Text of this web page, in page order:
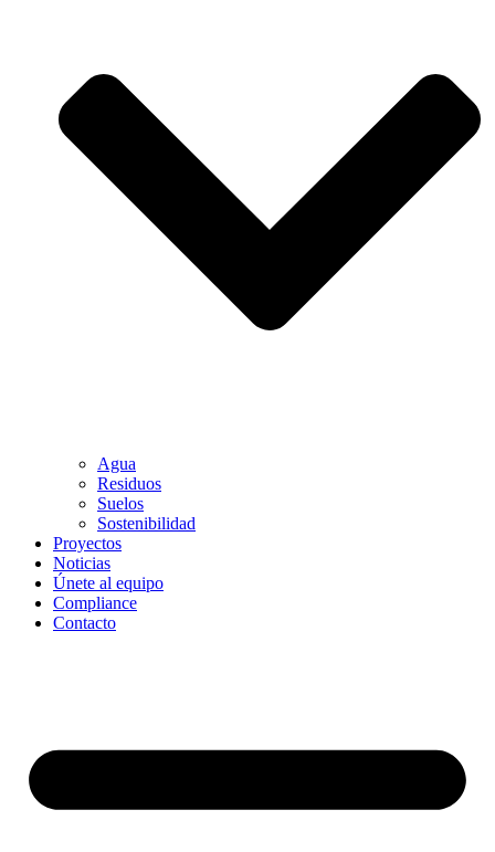
Agua
Residuos
Suelos
Sostenibilidad
Proyectos
Noticias
Únete al equipo
Compliance
Contacto